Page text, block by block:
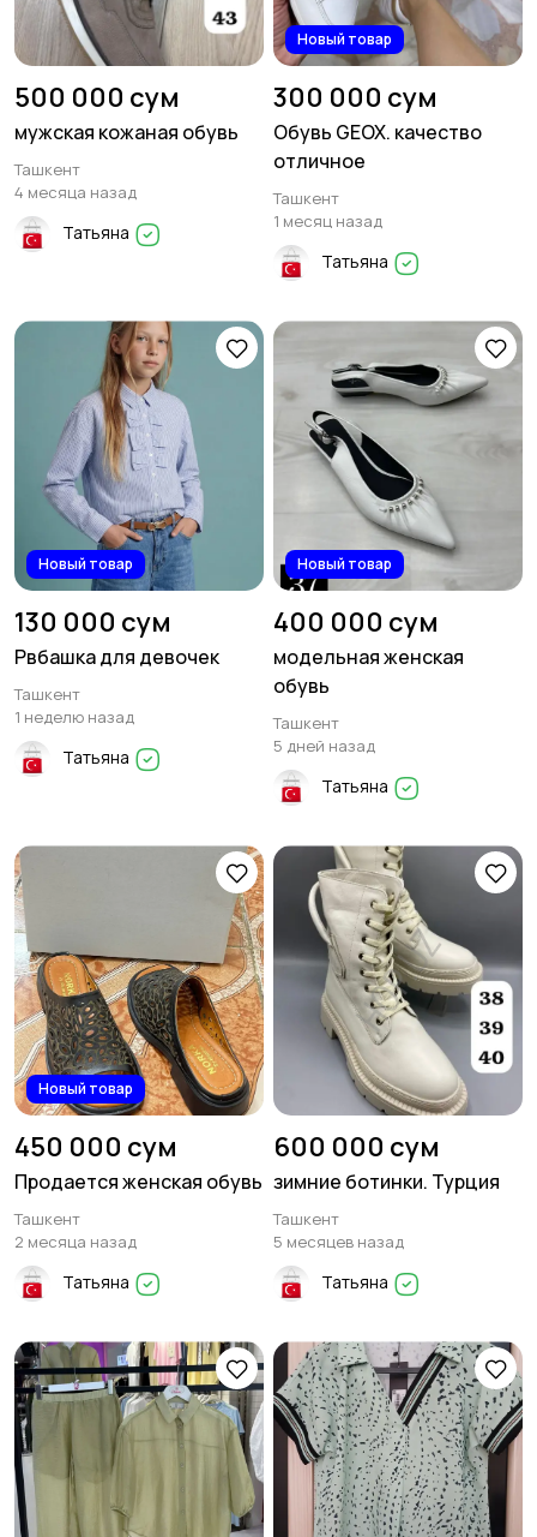
500 000 сум
мужская кожаная обувь
Ташкент
4 месяца назад
Татьяна
Новый товар
300 000 сум
Обувь GEOX. качество
отличное
Ташкент
1 месяц назад
Татьяна
Новый товар
130 000 сум
Рвбашка для девочек
Ташкент
1 неделю назад
Татьяна
Новый товар
400 000 сум
модельная женская
обувь
Ташкент
5 дней назад
Татьяна
Новый товар
450 000 сум
Продается женская обувь
Ташкент
2 месяца назад
Татьяна
600 000 сум
зимние ботинки. Турция
Ташкент
5 месяцев назад
Татьяна